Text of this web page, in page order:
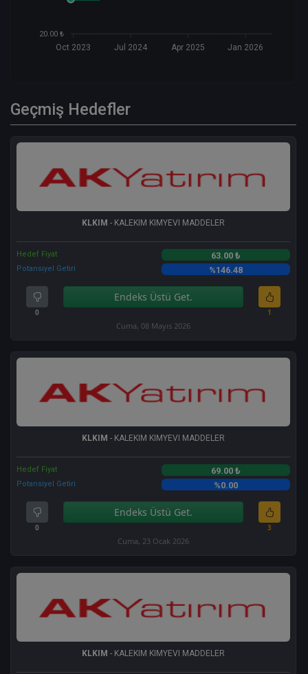
20.00 ₺
Oct 2023 Jul 2024 Apr 2025 Jan 2026
Geçmiş Hedefler
KLKIM - KALEKIM KIMYEVI MADDELER
Hedef Fiyat 63.00 ₺
Potansiyel Getiri %146.48
0
Endeks Üstü Get.
1
Cuma, 08 Mayıs 2026
KLKIM - KALEKIM KIMYEVI MADDELER
Hedef Fiyat 69.00 ₺
Potansiyel Getiri %0.00
0
Endeks Üstü Get.
3
Cuma, 23 Ocak 2026
KLKIM - KALEKIM KIMYEVI MADDELER